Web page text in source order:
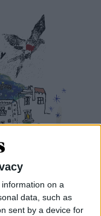
on a
data, such as
sent by a device for